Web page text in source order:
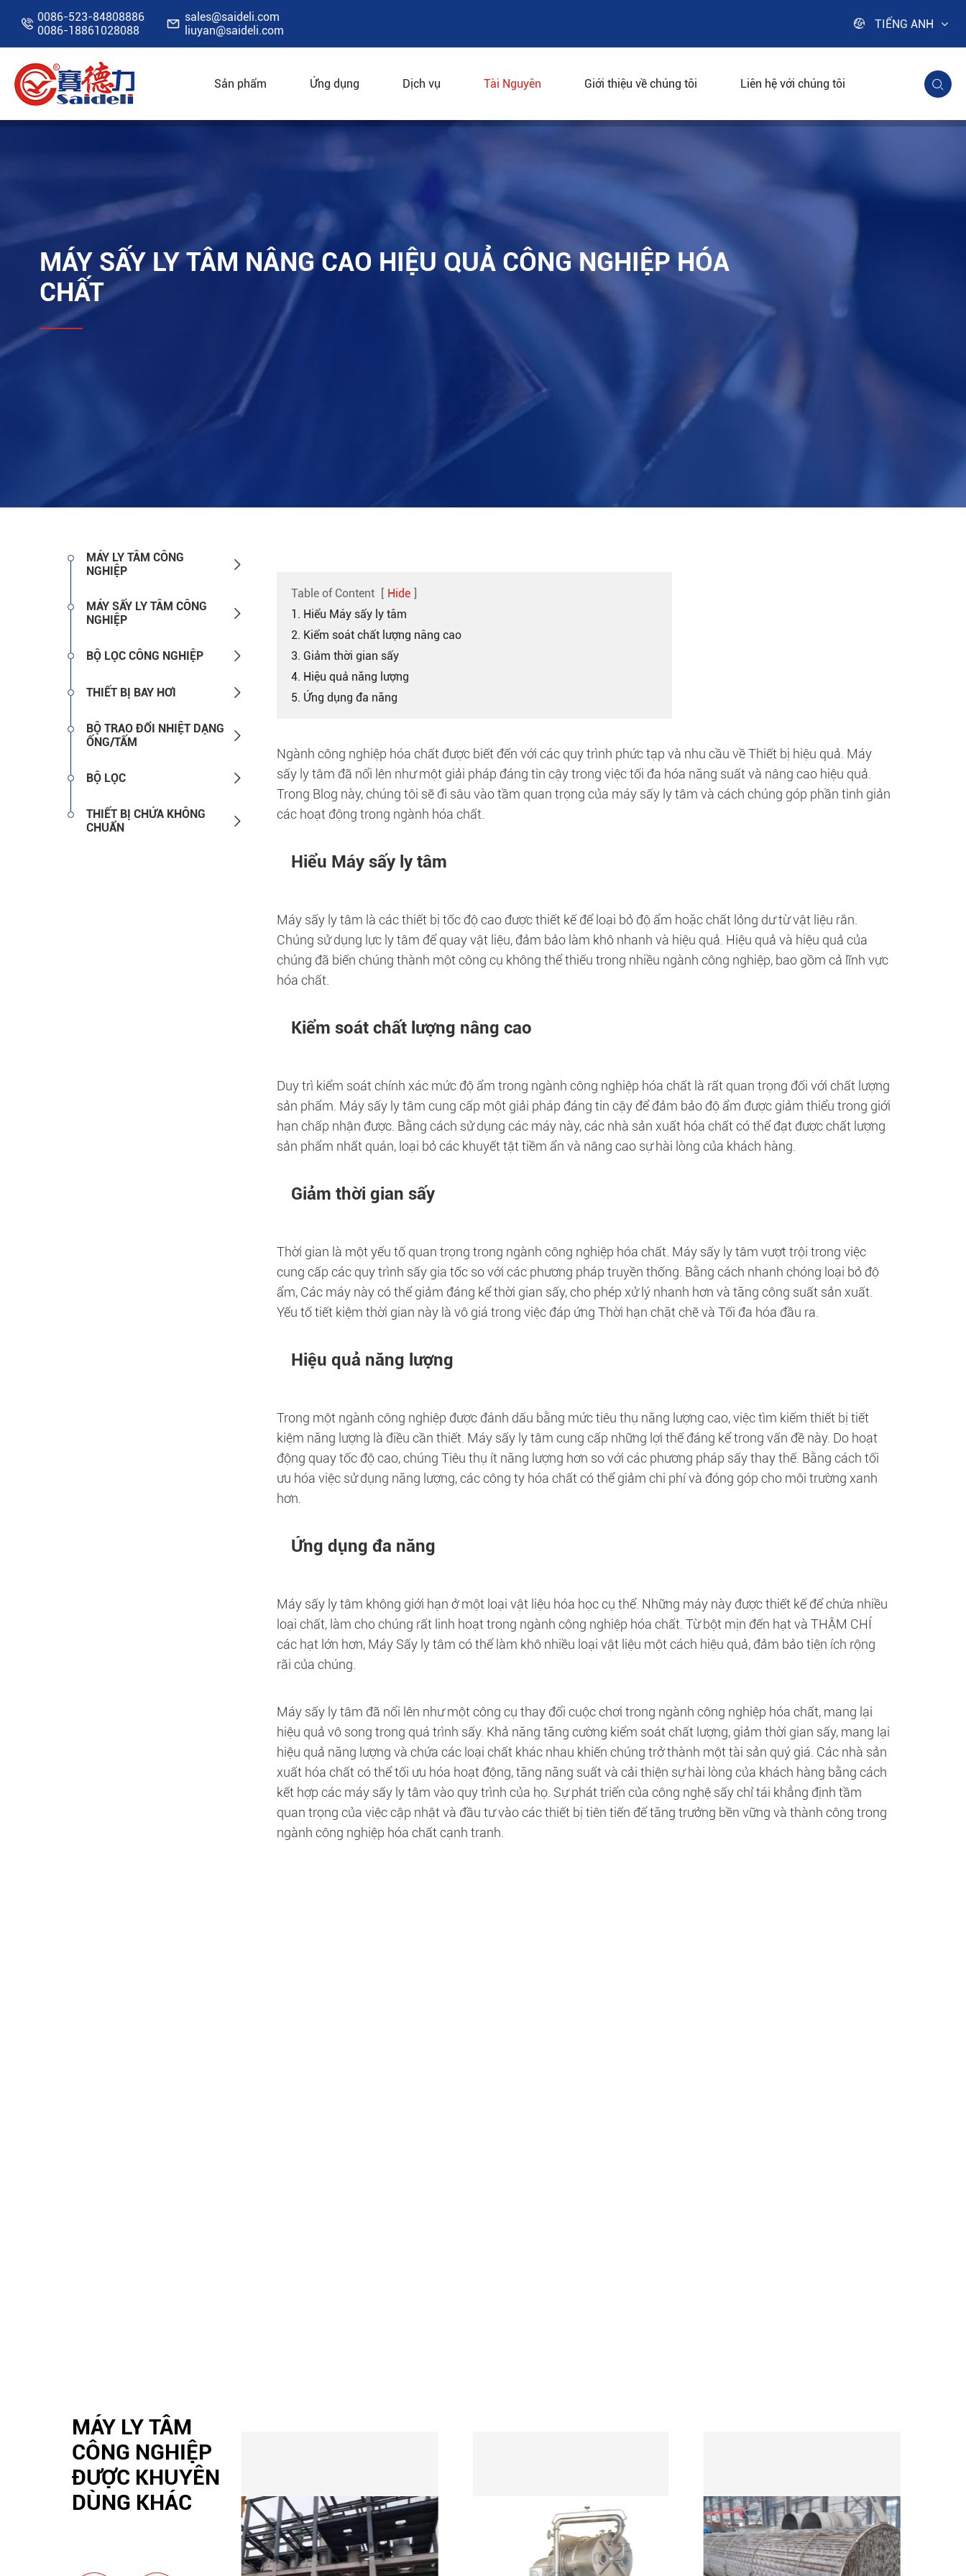
 0086-523-84808886
0086-18861028088
 sales@saideli.com
liuyan@saideli.com
 TIẾNG ANH
Sản phẩm Ứng dụng Dịch vụ Tài Nguyên Giới thiệu về chúng tôi Liên hệ với chúng tôi 
Nhà Tài Nguyên
MÁY SẤY LY TÂM NÂNG CAO HIỆU QUẢ CÔNG NGHIỆP HÓA
CHẤT
MÁY LY TÂM CÔNG
NGHIỆP

MÁY SẤY LY TÂM CÔNG
NGHIỆP

BỘ LỌC CÔNG NGHIỆP 
THIẾT BỊ BAY HƠI 
BỘ TRAO ĐỔI NHIỆT DẠNG
ỐNG/TẤM

BỘ LỌC 
THIẾT BỊ CHỨA KHÔNG
CHUẨN

Table of Content [ Hide ]
1. Hiểu Máy sấy ly tâm
2. Kiểm soát chất lượng nâng cao
3. Giảm thời gian sấy
4. Hiệu quả năng lượng
5. Ứng dụng đa năng
Ngành công nghiệp hóa chất được biết đến với các quy trình phức tạp và nhu cầu về Thiết bị hiệu quả. Máy
sấy ly tâm đã nổi lên như một giải pháp đáng tin cậy trong việc tối đa hóa năng suất và nâng cao hiệu quả.
Trong Blog này, chúng tôi sẽ đi sâu vào tầm quan trọng của máy sấy ly tâm và cách chúng góp phần tinh giản
các hoạt động trong ngành hóa chất.
Hiểu Máy sấy ly tâm
Máy sấy ly tâm là các thiết bị tốc độ cao được thiết kế để loại bỏ độ ẩm hoặc chất lỏng dư từ vật liệu rắn.
Chúng sử dụng lực ly tâm để quay vật liệu, đảm bảo làm khô nhanh và hiệu quả. Hiệu quả và hiệu quả của
chúng đã biến chúng thành một công cụ không thể thiếu trong nhiều ngành công nghiệp, bao gồm cả lĩnh vực
hóa chất.
Kiểm soát chất lượng nâng cao
Duy trì kiểm soát chính xác mức độ ẩm trong ngành công nghiệp hóa chất là rất quan trọng đối với chất lượng
sản phẩm. Máy sấy ly tâm cung cấp một giải pháp đáng tin cậy để đảm bảo độ ẩm được giảm thiểu trong giới
hạn chấp nhận được. Bằng cách sử dụng các máy này, các nhà sản xuất hóa chất có thể đạt được chất lượng
sản phẩm nhất quán, loại bỏ các khuyết tật tiềm ẩn và nâng cao sự hài lòng của khách hàng.
Giảm thời gian sấy
Thời gian là một yếu tố quan trọng trong ngành công nghiệp hóa chất. Máy sấy ly tâm vượt trội trong việc
cung cấp các quy trình sấy gia tốc so với các phương pháp truyền thống. Bằng cách nhanh chóng loại bỏ độ
ẩm, Các máy này có thể giảm đáng kể thời gian sấy, cho phép xử lý nhanh hơn và tăng công suất sản xuất.
Yếu tố tiết kiệm thời gian này là vô giá trong việc đáp ứng Thời hạn chặt chẽ và Tối đa hóa đầu ra.
Hiệu quả năng lượng
Trong một ngành công nghiệp được đánh dấu bằng mức tiêu thụ năng lượng cao, việc tìm kiếm thiết bị tiết
kiệm năng lượng là điều cần thiết. Máy sấy ly tâm cung cấp những lợi thế đáng kể trong vấn đề này. Do hoạt
động quay tốc độ cao, chúng Tiêu thụ ít năng lượng hơn so với các phương pháp sấy thay thế. Bằng cách tối
ưu hóa việc sử dụng năng lượng, các công ty hóa chất có thể giảm chi phí và đóng góp cho môi trường xanh
hơn.
Ứng dụng đa năng
Máy sấy ly tâm không giới hạn ở một loại vật liệu hóa học cụ thể. Những máy này được thiết kế để chứa nhiều
loại chất, làm cho chúng rất linh hoạt trong ngành công nghiệp hóa chất. Từ bột mịn đến hạt và THẬM CHÍ
các hạt lớn hơn, Máy Sấy ly tâm có thể làm khô nhiều loại vật liệu một cách hiệu quả, đảm bảo tiện ích rộng
rãi của chúng.
Máy sấy ly tâm đã nổi lên như một công cụ thay đổi cuộc chơi trong ngành công nghiệp hóa chất, mang lại
hiệu quả vô song trong quá trình sấy. Khả năng tăng cường kiểm soát chất lượng, giảm thời gian sấy, mang lại
hiệu quả năng lượng và chứa các loại chất khác nhau khiến chúng trở thành một tài sản quý giá. Các nhà sản
xuất hóa chất có thể tối ưu hóa hoạt động, tăng năng suất và cải thiện sự hài lòng của khách hàng bằng cách
kết hợp các máy sấy ly tâm vào quy trình của họ. Sự phát triển của công nghệ sấy chỉ tái khẳng định tầm
quan trọng của việc cập nhật và đầu tư vào các thiết bị tiên tiến để tăng trưởng bền vững và thành công trong
ngành công nghiệp hóa chất cạnh tranh.
MÁY LY TÂM
CÔNG NGHIỆP
ĐƯỢC KHUYÊN
DÙNG KHÁC